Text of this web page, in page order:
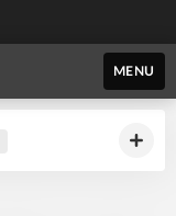
MENU